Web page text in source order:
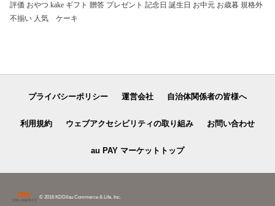
評価 おやつ kake ギフト 贈答 プレゼント 記念日 誕生日 お中元 お歳暮 規格外
不揃い 人気 ケーキ
プライバシーポリシー 運営会社 自治体関係者の皆様へ
利用規約 ウェブアクセシビリティの取り組み お問い合わせ
au PAY マーケットトップ
© 2016 KDDI/au Commerce & Life, Inc.